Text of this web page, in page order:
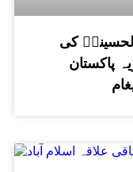
کی
پاکستان